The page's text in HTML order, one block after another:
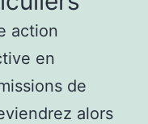
action
en
de
alors